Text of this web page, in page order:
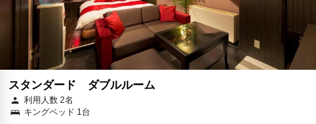
スタンダード ダブルルーム
利用人数 2名
キングベッド 1台